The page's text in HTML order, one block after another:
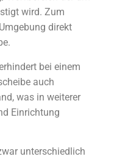
wird. Zum
direkt
bei einem
auch
was in weiterer
Einrichtung
unterschiedlich